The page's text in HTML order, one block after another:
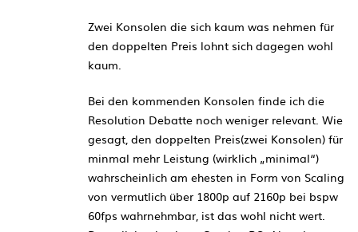
Zwei Konsolen die sich kaum was nehmen für
den doppelten Preis lohnt sich dagegen wohl
kaum.
Bei den kommenden Konsolen finde ich die
Resolution Debatte noch weniger relevant. Wie
gesagt, den doppelten Preis(zwei Konsolen) für
minmal mehr Leistung (wirklich „minimal“)
wahrscheinlich am ehesten in Form von Scaling
von vermutlich über 1800p auf 2160p bei bspw
60fps wahrnehmbar, ist das wohl nicht wert.